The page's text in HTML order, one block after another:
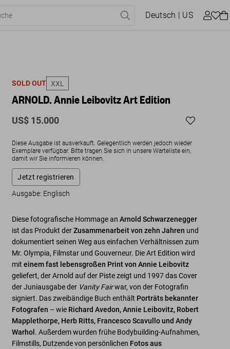
Deutsch | US
SOLD OUT XXL
ARNOLD. Annie Leibovitz Art Edition
US$ 15.000
Diese Ausgabe ist ausverkauft. Gelegentlich werden jedoch wieder
Exemplare verfügbar. Bitte tragen Sie sich in unsere Warteliste ein,
damit wir Sie informieren können.
Jetzt registrieren
Ausgabe: Englisch
Diese fotografische Hommage anArnold Schwarzenegger
ist das Produkt derZusammenarbeit von zehn Jahren und
dokumentiert seinen Weg aus einfachen Verhältnissen zum
Mr. Olympia, Filmstar und Gouverneur. Die Art Edition wird
mit einem fast lebensgroßen Print von Annie Leibovitz
geliefert, der Arnold auf der Piste zeigt und 1997 das Cover
der Juniausgabe der Vanity Fairwar, von der Fotografin
signiert. Das zweibändige Buch enthält Porträts bekannter
Fotografen – wie Richard Avedon, Annie Leibovitz, Robert
Mapplethorpe, Herb Ritts, Francesco Scavullo und Andy
Warhol . Außerdem wurden frühe Bodybuilding-Aufnahmen,
Filmstills, Dutzende von persönlichen Fotos aus